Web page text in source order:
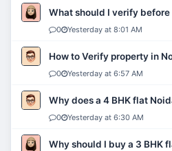
What should I verify before
0 Yesterday at 8:01 AM
How to Verify property in
0 Yesterday at 6:57 AM
Why does a 4 BHK flat
0 Yesterday at 6:30 AM
Why should I buy a 3 BHK